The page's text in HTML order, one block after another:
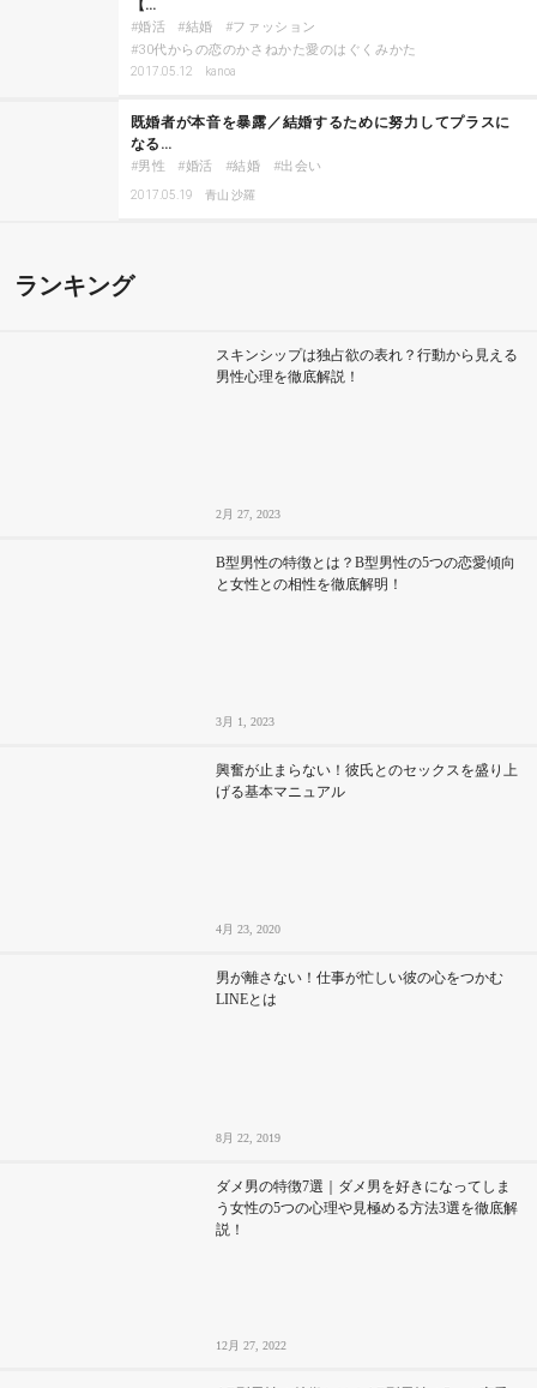
【…
婚活 結婚
ファッション
30代からの恋のかさねかた愛のはぐくみかた
2017.05.12 kanoa
既婚者が本音を暴露／結婚するために努力してプラスに
なる…
男性 婚活 結婚 出会い
2017.05.19 青山 沙羅
ランキング
スキンシップは独占欲の表れ？行動から見える
男性心理を徹底解説！
2月 27, 2023
B型男性の特徴とは？B型男性の5つの恋愛傾向
と女性との相性を徹底解明！
3月 1, 2023
興奮が止まらない！彼氏とのセックスを盛り上
げる基本マニュアル
4月 23, 2020
男が離さない！仕事が忙しい彼の心をつかむ
LINEとは
8月 22, 2019
ダメ男の特徴7選｜ダメ男を好きになってしま
う女性の5つの心理や見極める方法3選を徹底解
説！
12月 27, 2022